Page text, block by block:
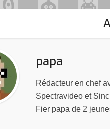
papa
Rédacteur en chef
Spectravideo et
Fier papa de 2